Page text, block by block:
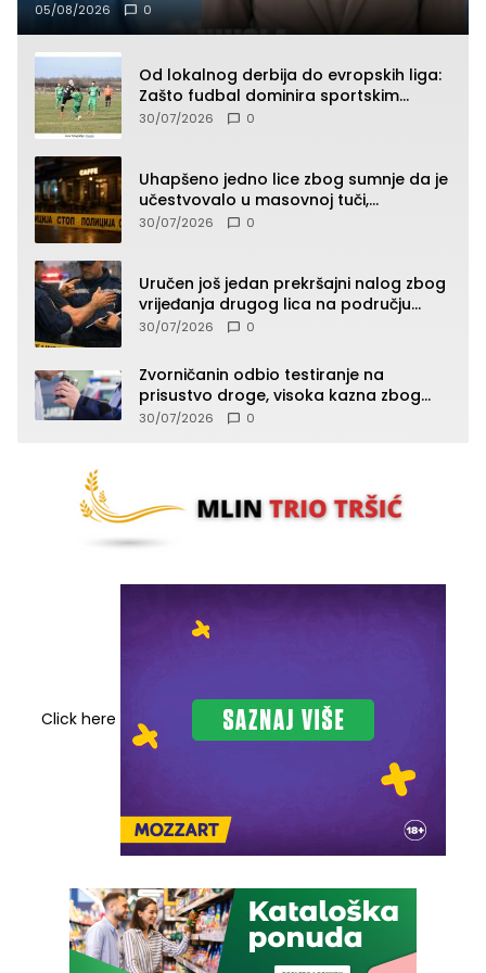
05/08/2026 0
Od lokalnog derbija do evropskih liga:
Zašto fudbal dominira sportskim
klađenjem
30/07/2026 0
Uhapšeno jedno lice zbog sumnje da je
učestvovalo u masovnoj tuči,
maloljetnik zadobio povrede
30/07/2026 0
Uručen još jedan prekršajni nalog zbog
vrijeđanja drugog lica na području
Zvornika
30/07/2026 0
Zvorničanin odbio testiranje na
prisustvo droge, visoka kazna zbog
kršenja Zakona o osnovama
30/07/2026 0
Click here